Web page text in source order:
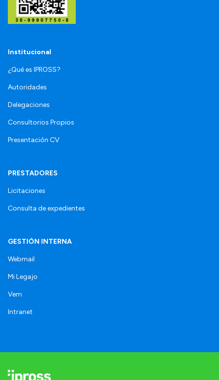
Institucional
¿Qué es IPROSS?
Autoridades
Delegaciones
Consultorios Propios
Presentación CV
PRESTADORES
Licitaciones
Consulta de expedientes
GESTIÓN INTERNA
Webmail
Mi Legajo
Vem
Intranet